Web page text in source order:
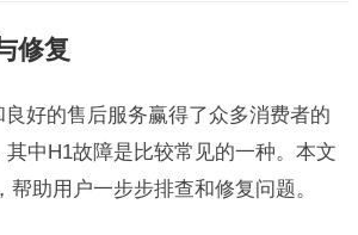
修复
好的售后服务赢得了众多消费者的
中H1故障是比较常见的一种。本文
助用户一步步排查和修复问题。